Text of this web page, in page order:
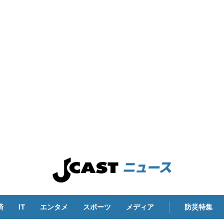
IT エンタメ スポーツ メディア 防災特集